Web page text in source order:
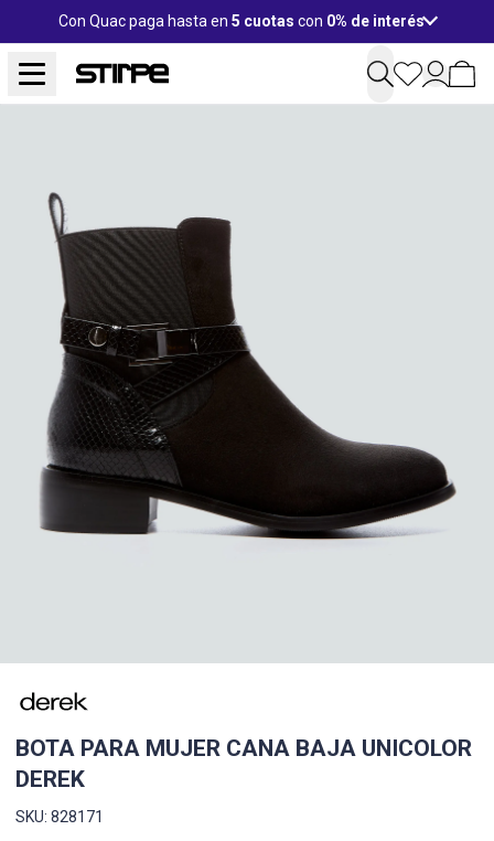
Con Quac paga hasta en 5 cuotas con 0% de interés
BOTA PARA MUJER CANA BAJA UNICOLOR
DEREK
SKU: 828171